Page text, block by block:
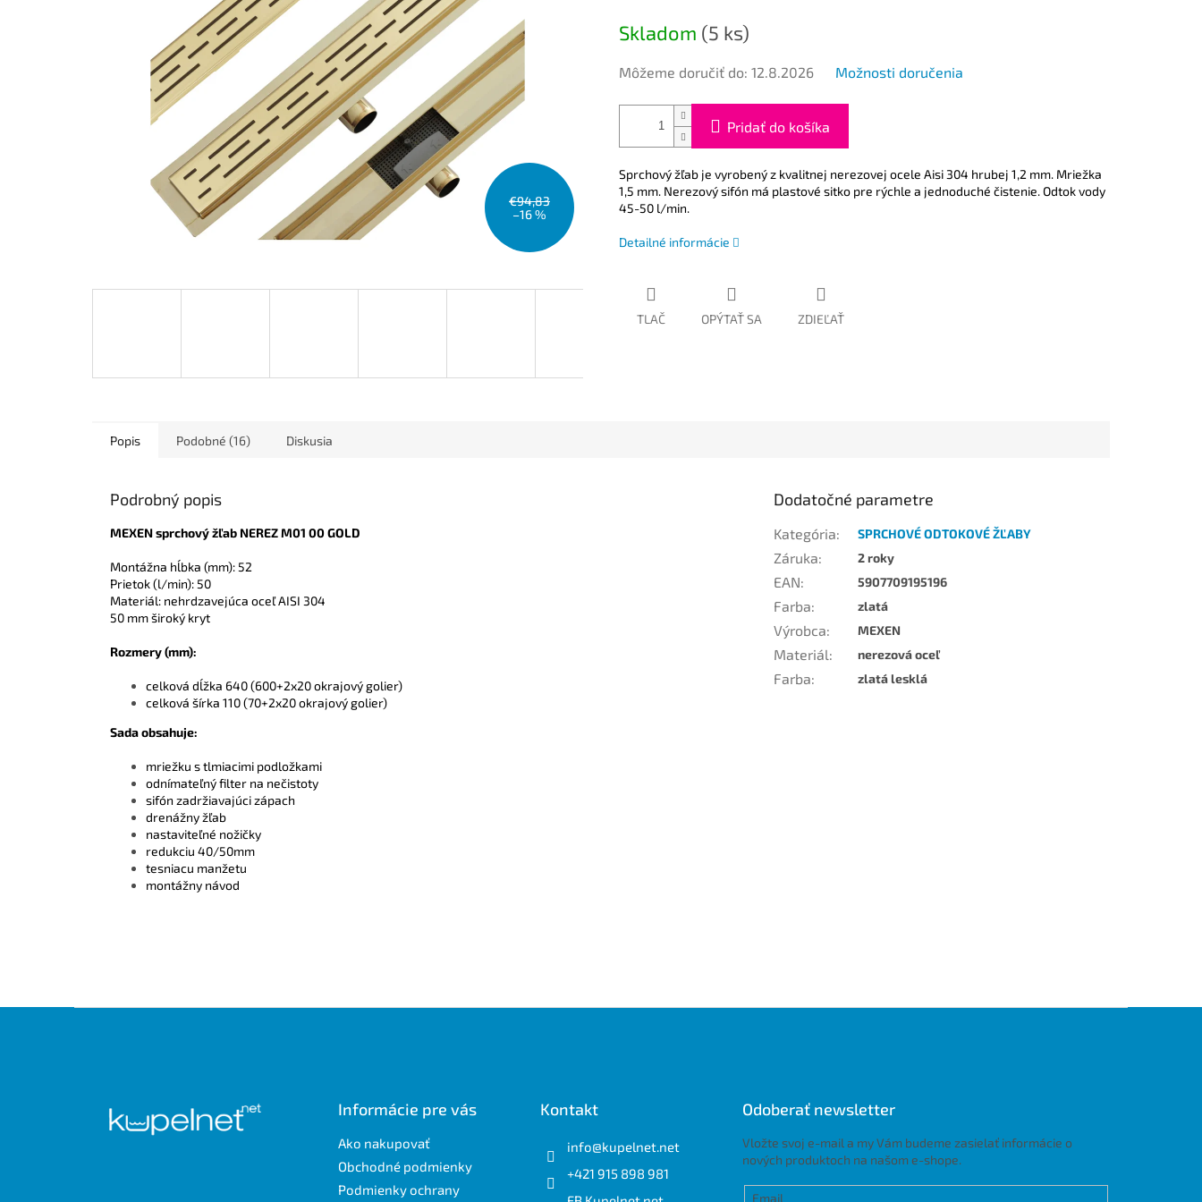
€94,83
–16 %
Skladom (5 ks)
Môžeme doručiť do: 12.8.2026 Možnosti doručenia
Pridať do košíka
Sprchový žľab je vyrobený z kvalitnej nerezovej ocele Aisi 304 hrubej 1,2 mm. Mriežka
1,5 mm. Nerezový sifón má plastové sitko pre rýchle a jednoduché čistenie. Odtok vody
45-50 l/min.
Detailné informácie
TLAČ OPÝTAŤ SA ZDIEĽAŤ
Popis Podobné (16) Diskusia
Podrobný popis
MEXEN sprchový žľab NEREZ M01 00 GOLD
Montážna hĺbka (mm): 52
Prietok (l/min): 50
Materiál: nehrdzavejúca oceľ AISI 304
50 mm široký kryt
Rozmery (mm):
celková dĺžka 640 (600+2x20 okrajový golier)
celková šírka 110 (70+2x20 okrajový golier)
Sada obsahuje:
mriežku s tlmiacimi podložkami
odnímateľný filter na nečistoty
sifón zadržiavajúci zápach
drenážny žľab
nastaviteľné nožičky
redukciu 40/50mm
tesniacu manžetu
montážny návod
Dodatočné parametre
Kategória: SPRCHOVÉ ODTOKOVÉ ŽĽABY
Záruka: 2 roky
EAN: 5907709195196
Farba: zlatá
Výrobca: MEXEN
Materiál: nerezová oceľ
Farba: zlatá lesklá
Informácie pre vás
Ako nakupovať
Obchodné podmienky
Podmienky ochrany
Kontakt
info@kupelnet.net
+421 915 898 981
Odoberať newsletter
Vložte svoj e-mail a my Vám budeme zasielať informácie o
nových produktoch na našom e-shope.
Email